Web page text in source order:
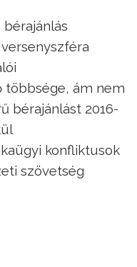
többsége, ám nem
bérajánlást 2016-
konfliktusok
szövetség